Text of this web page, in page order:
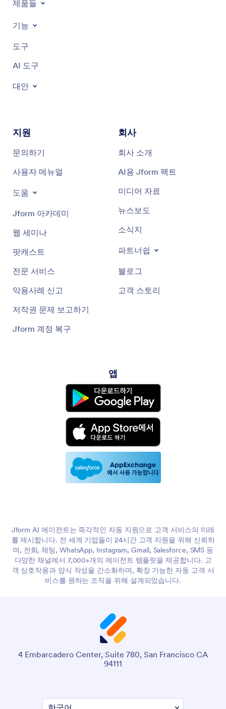
제품들
기능
도구
AI 도구
대안
지원
문의하기
사용자 메뉴얼
도움
Jform 아카데미
웹 세미나
팟캐스트
전문 서비스
악용사례 신고
저작권 문제 보고하기
Jform 계정 복구
회사
회사 소개
AI용 Jform 팩트
미디어 자료
뉴스보도
소식지
파트너쉽
블로그
고객 스토리
앱
Jform AI 에이전트는 즉각적인 자동 지원으로 고객 서비스의 미래
를 제시합니다. 전 세계 기업들이 24시간 고객 지원을 위해 신뢰하
며, 전화, 채팅, WhatsApp, Instagram, Gmail, Salesforce, SMS 등
다양한 채널에서 7,000+개의 에이전트 템플릿을 제공합니다. 고
객 상호작용과 양식 작성을 간소화하며, 확장 가능한 자동 고객 서
비스를 원하는 조직을 위해 설계되었습니다.
4 Embarcadero Center, Suite 780, San Francisco CA
94111